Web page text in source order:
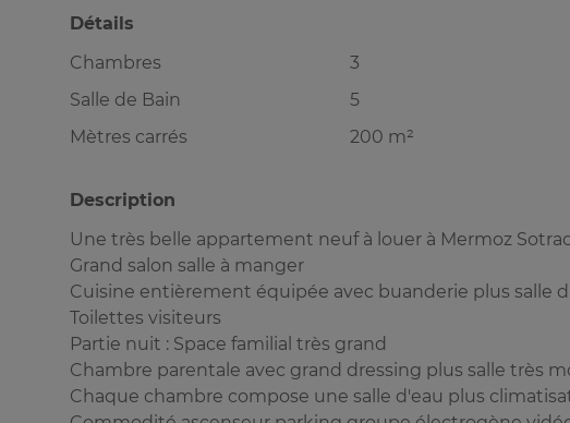
Détails
Chambres
3
Salle de Bain
5
Mètres carrés
200 m²
Description
Une très belle appartement neuf à louer à Mermoz
Grand salon salle à manger
Cuisine entièrement équipée avec buanderie plus salle
Toilettes visiteurs
Partie nuit : Space familial très grand
Chambre parentale avec grand dressing plus salle très
Chaque chambre compose une salle d'eau plus